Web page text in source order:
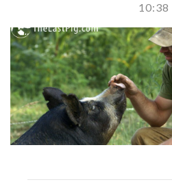
10:38
PIN IT